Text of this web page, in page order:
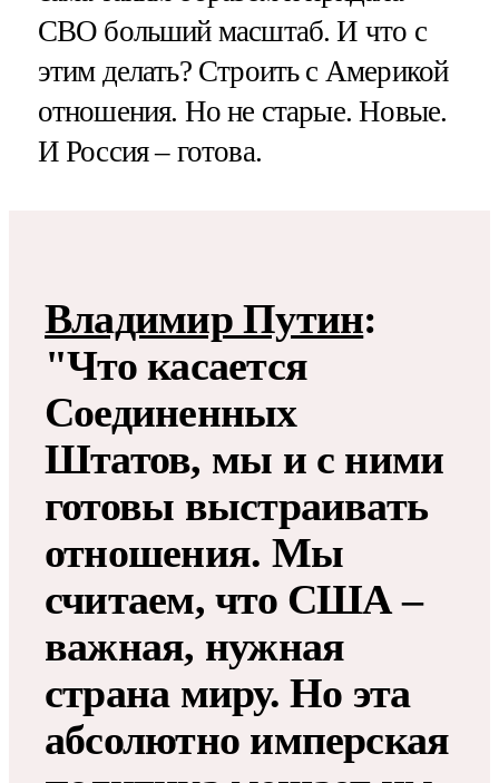
СВО больший масштаб. И что с
этим делать? Строить с Америкой
отношения. Но не старые. Новые.
И Россия – готова.
Владимир Путин:
"Что касается
Соединенных
Штатов, мы и с ними
готовы выстраивать
отношения. Мы
считаем, что США –
важная, нужная
страна миру. Но эта
абсолютно имперская